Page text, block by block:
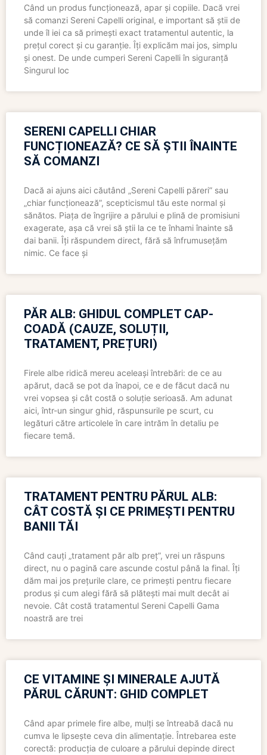
Când un produs funcționează, apar și copiile. Dacă vrei
să comanzi Sereni Capelli original, e important să știi de
unde îl iei ca să primești exact tratamentul autentic, la
prețul corect și cu garanție. Îți explicăm mai jos, simplu
și onest. De unde cumperi Sereni Capelli în siguranță
Singurul loc
SERENI CAPELLI CHIAR
FUNCȚIONEAZĂ? CE SĂ ȘTII ÎNAINTE
SĂ COMANZI
Dacă ai ajuns aici căutând „Sereni Capelli păreri” sau
„chiar funcționează”, scepticismul tău este normal și
sănătos. Piața de îngrijire a părului e plină de promisiuni
exagerate, așa că vrei să știi la ce te înhami înainte să
dai banii. Îți răspundem direct, fără să înfrumusețăm
nimic. Ce face și
PĂR ALB: GHIDUL COMPLET CAP-
COADĂ (CAUZE, SOLUȚII,
TRATAMENT, PREȚURI)
Firele albe ridică mereu aceleași întrebări: de ce au
apărut, dacă se pot da înapoi, ce e de făcut dacă nu
vrei vopsea și cât costă o soluție serioasă. Am adunat
aici, într-un singur ghid, răspunsurile pe scurt, cu
legături către articolele în care intrăm în detaliu pe
fiecare temă.
TRATAMENT PENTRU PĂRUL ALB:
CÂT COSTĂ ȘI CE PRIMEȘTI PENTRU
BANII TĂI
Când cauți „tratament păr alb preț”, vrei un răspuns
direct, nu o pagină care ascunde costul până la final. Îți
dăm mai jos prețurile clare, ce primești pentru fiecare
produs și cum alegi fără să plătești mai mult decât ai
nevoie. Cât costă tratamentul Sereni Capelli Gama
noastră are trei
CE VITAMINE ȘI MINERALE AJUTĂ
PĂRUL CĂRUNT: GHID COMPLET
Când apar primele fire albe, mulți se întreabă dacă nu
cumva le lipsește ceva din alimentație. Întrebarea este
corectă: producția de culoare a părului depinde direct